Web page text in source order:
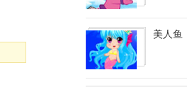
美人鱼